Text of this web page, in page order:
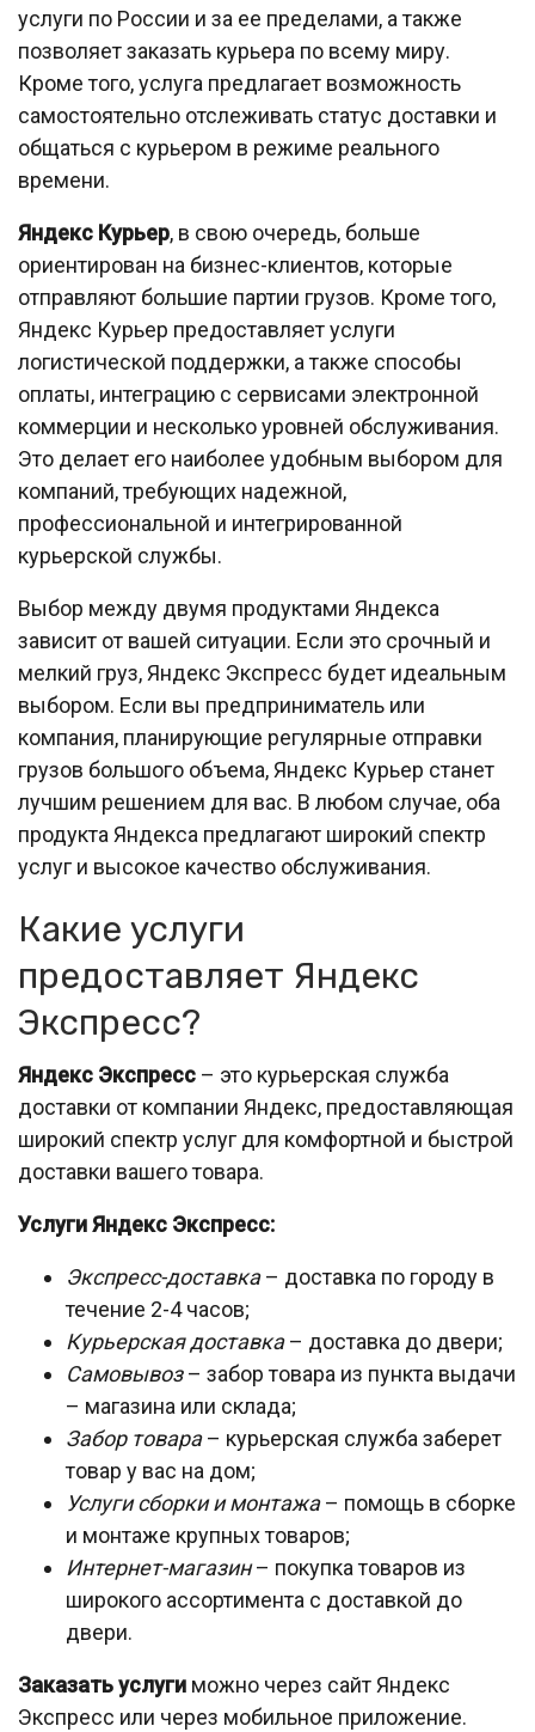
услуги по России и за ее пределами, а также
позволяет заказать курьера по всему миру.
Кроме того, услуга предлагает возможность
самостоятельно отслеживать статус доставки и
общаться с курьером в режиме реального
времени.
Яндекс Курьер, в свою очередь, больше
ориентирован на бизнес-клиентов, которые
отправляют большие партии грузов. Кроме того,
Яндекс Курьер предоставляет услуги
логистической поддержки, а также способы
оплаты, интеграцию с сервисами электронной
коммерции и несколько уровней обслуживания.
Это делает его наиболее удобным выбором для
компаний, требующих надежной,
профессиональной и интегрированной
курьерской службы.
Выбор между двумя продуктами Яндекса
зависит от вашей ситуации. Если это срочный и
мелкий груз, Яндекс Экспресс будет идеальным
выбором. Если вы предприниматель или
компания, планирующие регулярные отправки
грузов большого объема, Яндекс Курьер станет
лучшим решением для вас. В любом случае, оба
продукта Яндекса предлагают широкий спектр
услуг и высокое качество обслуживания.
Какие услуги
предоставляет Яндекс
Экспресс?
Яндекс Экспресс – это курьерская служба
доставки от компании Яндекс, предоставляющая
широкий спектр услуг для комфортной и быстрой
доставки вашего товара.
Услуги Яндекс Экспресс:
Экспресс-доставка– доставка по городу в
течение 2-4 часов;
Курьерская доставка– доставка до двери;
Самовывоз– забор товара из пункта выдачи
– магазина или склада;
Забор товара– курьерская служба заберет
товар у вас на дом;
Услуги сборки и монтажа– помощь в сборке
и монтаже крупных товаров;
Интернет-магазин– покупка товаров из
широкого ассортимента с доставкой до
двери.
Заказать услуги можно через сайт Яндекс
Экспресс или через мобильное приложение.